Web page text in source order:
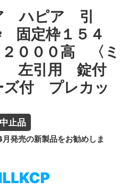
ハピア 引
固定枠１５４
０００高 〈ミ
左引用 錠付
ズ付 プレカッ
止品
発売の新製品をお勧めしま